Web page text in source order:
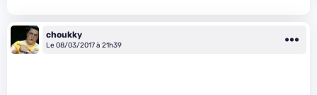
choukky
Le 08/03/2017 à 21h39